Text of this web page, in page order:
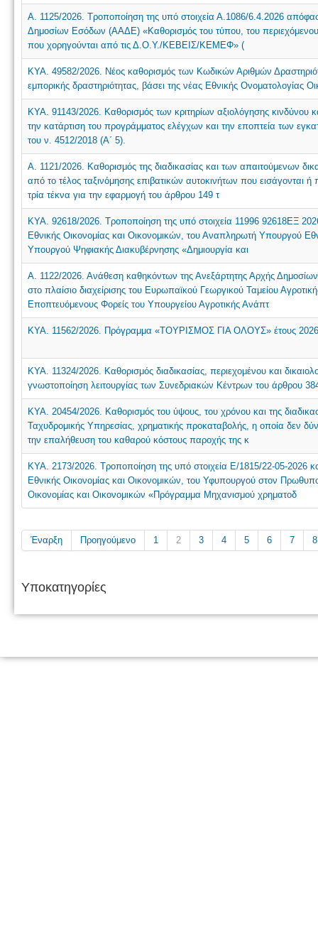
Α. 1125/2026. Τροποποίηση της υπό στοιχεία Α.1086/6.4.2026
Δημοσίων Εσόδων (ΑΑΔΕ) «Καθορισμός του τύπου, του περιεχόμενου
που χορηγούνται από τις Δ.Ο.Υ./ΚΕΒΕΙΣ/ΚΕΜΕΦ» (
ΚΥΑ. 49582/2026. Νέος καθορισμός των Κωδικών Αριθμών
εμπορικής δραστηριότητας, βάσει της νέας Εθνικής Ονοματολογίας
ΚΥΑ. 91143/2026. Καθορισμός των κριτηρίων αξιολόγησης κινδύνου
την κατάρτιση του προγράμματος ελέγχων και την εποπτεία των
του ν. 4512/2018 (Α΄ 5).
Α. 1121/2026. Καθορισμός της διαδικασίας και των απαιτούμενων
από το τέλος ταξινόμησης επιβατικών αυτοκινήτων που εισάγονται
τρία τέκνα για την εφαρμογή του άρθρου 149 τ
ΚΥΑ. 92618/2026. Τροποποίηση της υπό στοιχεία 11996 92618ΕΞ
Εθνικής Οικονομίας και Οικονομικών, του Αναπληρωτή Υπουργού
Υπουργού Ψηφιακής Διακυβέρνησης «Δημιουργία και
Α. 1122/2026. Ανάθεση καθηκόντων της Ανεξάρτητης Αρχής
στο πλαίσιο διαχείρισης του Ευρωπαϊκού Γεωργικού Ταμείου
Εποπτευόμενους Φορείς του Υπουργείου Αγροτικής Ανάπτ
ΚΥΑ. 11562/2026. Πρόγραμμα «ΤΟΥΡΙΣΜΟΣ ΓΙΑ ΟΛΟΥΣ» έτους
ΚΥΑ. 11324/2026. Καθορισμός διαδικασίας, περιεχομένου και
γνωστοποίηση λειτουργίας των Συνεδριακών Κέντρων του άρθρου
ΚΥΑ. 20454/2026. Καθορισμός του ύψους, του χρόνου και της
Ταχυδρομικής Υπηρεσίας, χρηματικής προκαταβολής, η οποία δεν
την επαλήθευση του καθαρού κόστους παροχής της κ
ΚΥΑ. 2173/2026. Τροποποίηση της υπό στοιχεία Ε/1815/22-05-2026
Εθνικής Οικονομίας και Οικονομικών, του Υφυπουργού στον
Οικονομίας και Οικονομικών «Πρόγραμμα Μηχανισμού χρηματοδ
Έναρξη Προηγούμενο 1 2 3 4 5 6 7 8
Υποκατηγορίες